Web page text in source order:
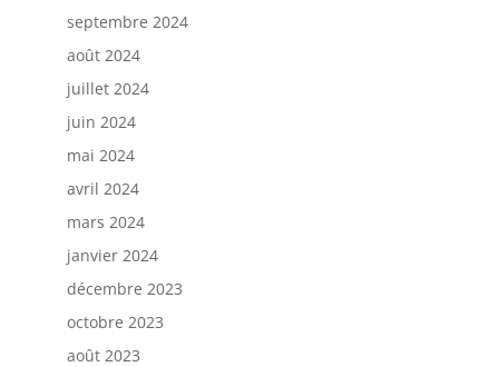
septembre 2024
août 2024
juillet 2024
juin 2024
mai 2024
avril 2024
mars 2024
janvier 2024
décembre 2023
octobre 2023
août 2023